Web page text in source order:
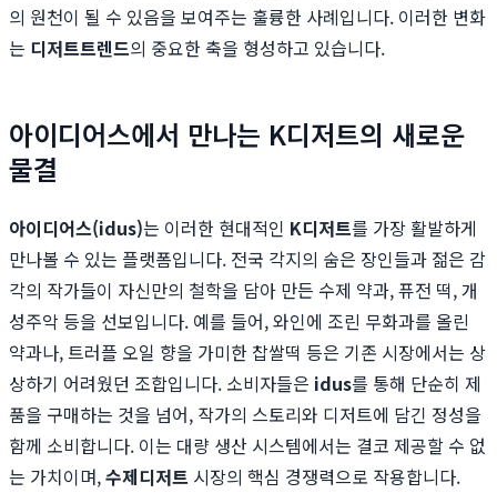
의 원천이 될 수 있음을 보여주는 훌륭한 사례입니다. 이러한 변화
는 디저트트렌드의 중요한 축을 형성하고 있습니다.
아이디어스에서 만나는 K디저트의 새로운
물결
아이디어스(idus)는 이러한 현대적인 K디저트를 가장 활발하게
만나볼 수 있는 플랫폼입니다. 전국 각지의 숨은 장인들과 젊은 감
각의 작가들이 자신만의 철학을 담아 만든 수제 약과, 퓨전 떡, 개
성주악 등을 선보입니다. 예를 들어, 와인에 조린 무화과를 올린
약과나, 트러플 오일 향을 가미한 찹쌀떡 등은 기존 시장에서는 상
상하기 어려웠던 조합입니다. 소비자들은 idus를 통해 단순히 제
품을 구매하는 것을 넘어, 작가의 스토리와 디저트에 담긴 정성을
함께 소비합니다. 이는 대량 생산 시스템에서는 결코 제공할 수 없
는 가치이며,수제디저트 시장의 핵심 경쟁력으로 작용합니다.